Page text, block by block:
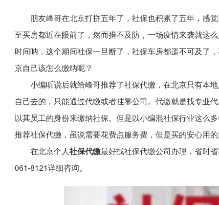
朋友峰哥在北京打拼五年了，社保也积累了五年，感
至买房都近在眼前了，然而措不及防，一场疫情来袭就这
时间呐，这个期间社保一旦断了，社保车房都遥不可及了
京自己该怎么缴纳呢？
小编听说后就给峰哥推荐了社保代缴，在北京只有本
自己去的，只能通过代缴或者挂靠公司。代缴就是找专业
以其员工的身份来缴纳社保。但是以小编混社保行业这么
推荐社保代缴，虽说需要花费点服务费，但是买的安心用
在北京个人社保代缴最好找社保代缴公司办理，省时
061-8121详细咨询。